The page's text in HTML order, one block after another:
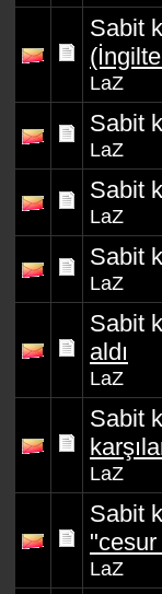
Sabit
LaZ
Sabit
LaZ
Sabit
LaZ
Sabit
LaZ
Sabit
aldı
LaZ
Sabit
LaZ
Sabit
"cesur
LaZ